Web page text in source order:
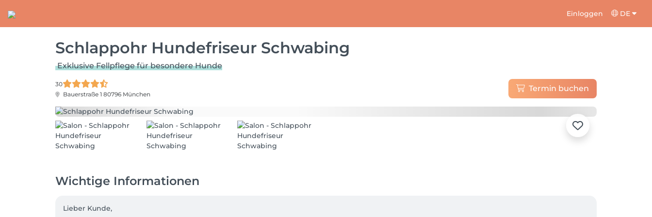
Einloggen DE
Schlappohr Hundefriseur Schwabing
Exklusive Fellpflege für besondere Hunde
30
Bauerstraße 1 80796 München
Termin buchen
Wichtige Informationen
Lieber Kunde,